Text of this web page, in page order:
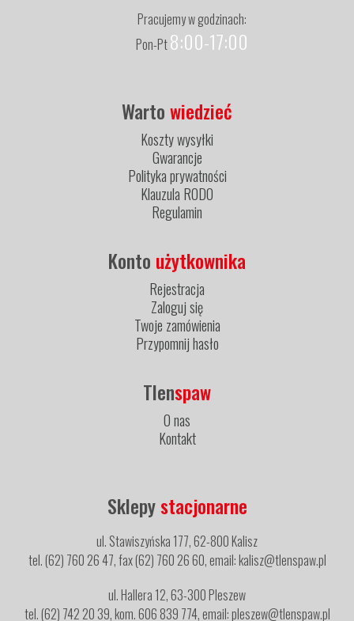
Pracujemy w godzinach:
Pon-Pt8:00-17:00
Wartowiedzieć
Koszty wysyłki
Gwarancje
Polityka prywatności
Klauzula RODO
Regulamin
Konto użytkownika
Rejestracja
Zaloguj się
Twoje zamówienia
Przypomnij hasło
Tlenspaw
O nas
Kontakt
Sklepystacjonarne
ul. Stawiszyńska 177, 62-800 Kalisz
tel. (62) 760 26 47, fax (62) 760 26 60, email: kalisz@tlenspaw.pl
ul. Hallera 12, 63-300 Pleszew
tel. (62) 742 20 39, kom. 606 839 774, email: pleszew@tlenspaw.pl